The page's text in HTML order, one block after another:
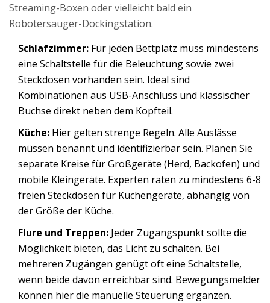
Streaming-Boxen oder vielleicht bald ein
Robotersauger-Dockingstation.
Schlafzimmer: Für jeden Bettplatz muss mindestens
eine Schaltstelle für die Beleuchtung sowie zwei
Steckdosen vorhanden sein. Ideal sind
Kombinationen aus USB-Anschluss und klassischer
Buchse direkt neben dem Kopfteil.
Küche: Hier gelten strenge Regeln. Alle Auslässe
müssen benannt und identifizierbar sein. Planen Sie
separate Kreise für Großgeräte (Herd, Backofen) und
mobile Kleingeräte. Experten raten zu mindestens 6-8
freien Steckdosen für Küchengeräte, abhängig von
der Größe der Küche.
Flure und Treppen: Jeder Zugangspunkt sollte die
Möglichkeit bieten, das Licht zu schalten. Bei
mehreren Zugängen genügt oft eine Schaltstelle,
wenn beide davon erreichbar sind. Bewegungsmelder
können hier die manuelle Steuerung ergänzen.